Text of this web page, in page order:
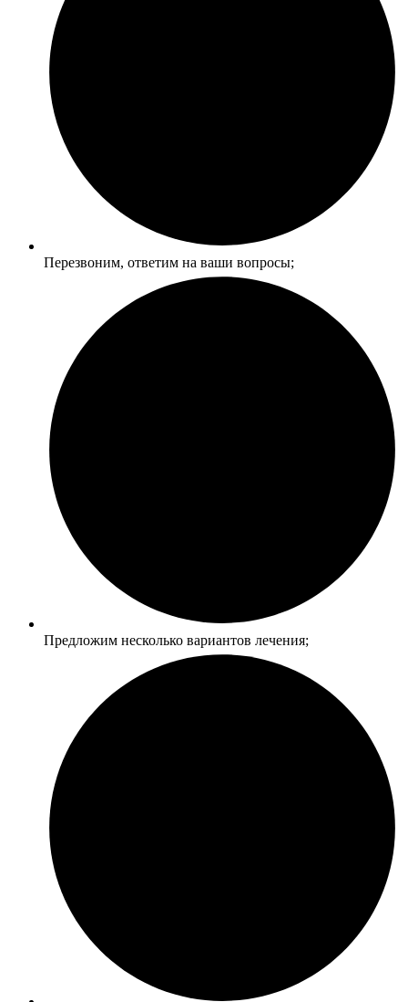
Перезвоним, ответим на ваши вопросы;
Предложим несколько вариантов лечения;